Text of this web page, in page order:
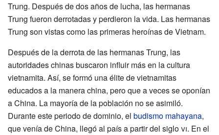
Trung. Después de dos años de lucha, las hermanas
Trung fueron derrotadas y perdieron la vida. Las hermanas
Trung son vistas como las primeras heroínas de Vietnam.
Después de la derrota de las hermanas Trung, las
autoridades chinas buscaron influir más en la cultura
vietnamita. Así, se formó una élite de vietnamitas
educados a la manera china, pero que a veces se oponían
a China. La mayoría de la población no se asimiló.
Durante este periodo de dominio, el budismo mahayana,
que venía de China, llegó al país a partir del siglovi. En el